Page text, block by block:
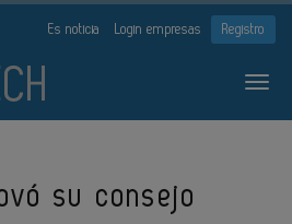
Es noticia Login empresas Registro
su consejo